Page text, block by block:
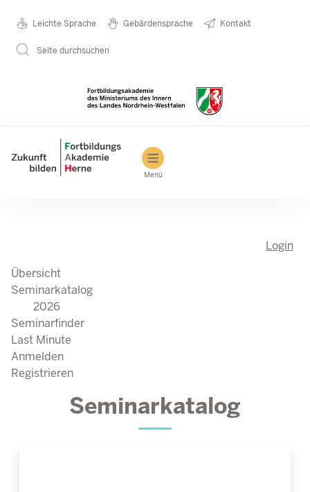
Metanavigation
Leichte Sprache Gebärdensprache Kontakt
Seite durchsuchen
Main navigation
Menü
Login
Übersicht
Seminarkatalog
2026
Seminarfinder
Last Minute
Anmelden
Registrieren
Seminarkatalog